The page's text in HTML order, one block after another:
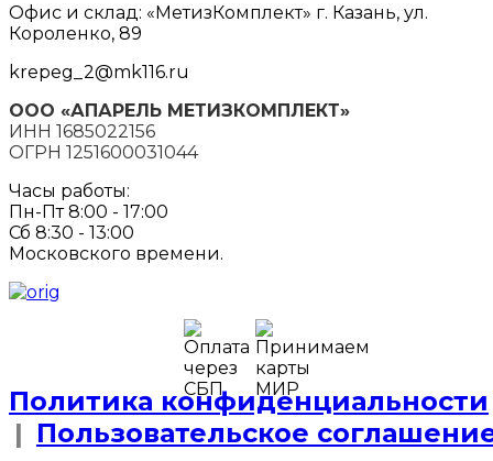
Офис и склад: «МетизКомплект» г. Казань, ул.
Короленко, 89
krepeg_2@mk116.ru
ООО «АПАРЕЛЬ МЕТИЗКОМПЛЕКТ»
ИНН 1685022156
ОГРН 1251600031044
Часы работы:
Пн-Пт 8:00 - 17:00
Сб 8:30 - 13:00
Московского времени.
Политика конфиденциальности
| Пользовательское